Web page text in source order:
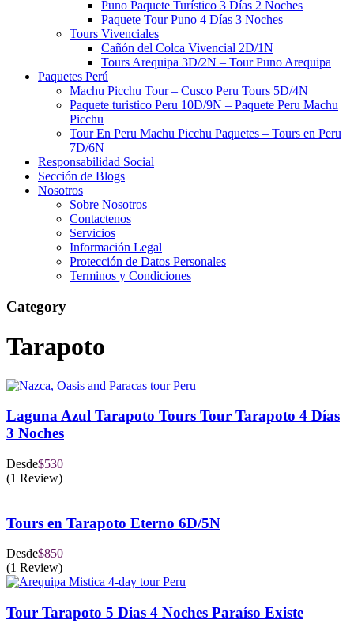
Puno Paquete Turístico 3 Días 2 Noches
Paquete Tour Puno 4 Días 3 Noches
Tours Vivenciales
Cañón del Colca Vivencial 2D/1N
Tours Arequipa 3D/2N – Tour Puno Arequipa
Paquetes Perú
Machu Picchu Tour – Cusco Peru Tours 5D/4N
Paquete turistico Peru 10D/9N – Paquete Peru Machu
Picchu
Tour En Peru Machu Picchu Paquetes – Tours en Peru
7D/6N
Responsabilidad Social
Sección de Blogs
Nosotros
Sobre Nosotros
Contactenos
Servicios
Información Legal
Protección de Datos Personales
Terminos y Condiciones
Category
Tarapoto
Laguna Azul Tarapoto Tours​ Tour Tarapoto 4 Días
3 Noches​​
Desde$530
(1 Review)
Tours en Tarapoto Eterno 6D/5N
Desde$850
(1 Review)
Tour Tarapoto 5 Dias 4 Noches​​ Paraíso Existe